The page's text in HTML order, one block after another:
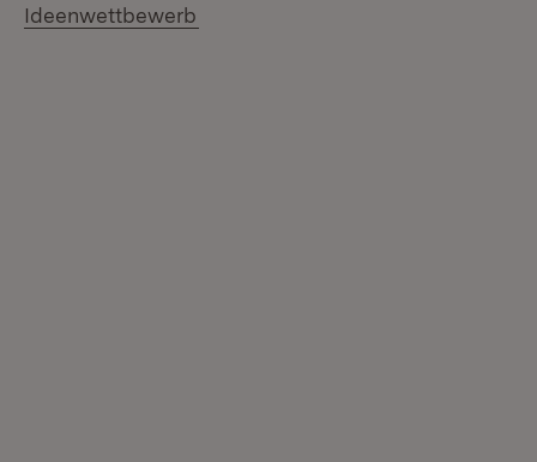
Ideenwettbewerb